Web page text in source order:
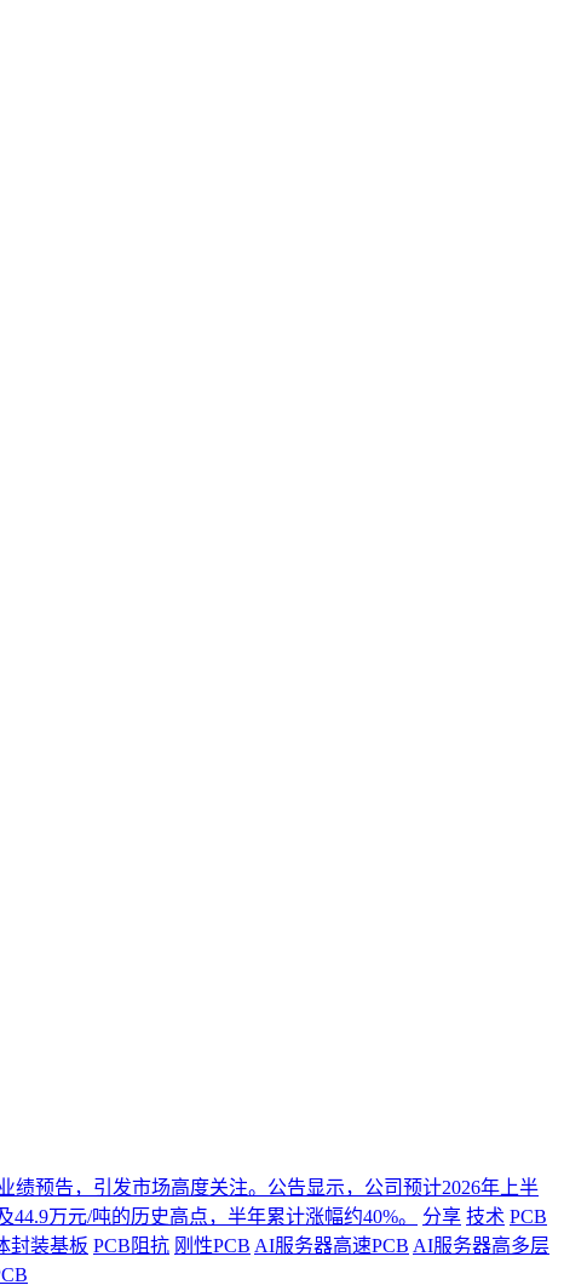
绩预告，引发市场高度关注。公告显示，公司预计2026年上半
44.9万元/吨的历史高点，半年累计涨幅约40%。 分享 技术 PCB
封装基板 PCB阻抗 刚性PCB AI服务器高速PCB AI服务器高多层